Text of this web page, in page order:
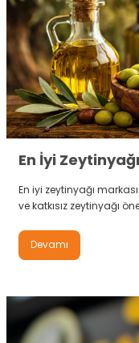
En İyi
En iyi zeytinyağı
ve katkısız zeytinyağı
Devamı